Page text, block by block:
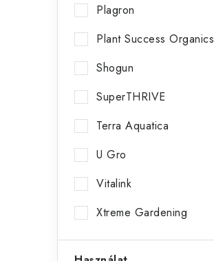
Plagron
Plant Success Organics
Shogun
SuperTHRIVE
Terra Aquatica
U Gro
Vitalink
Xtreme Gardening